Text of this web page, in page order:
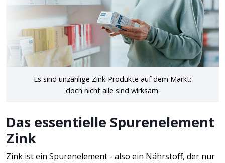
Es sind unzählige Zink-Produkte auf dem Markt:
doch nicht alle sind wirksam.
Das essentielle Spurenelement
Zink
Zink ist ein Spurenelement - also ein Nährstoff, der nur